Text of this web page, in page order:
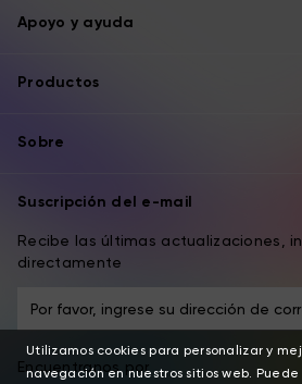
Apoyo y ayuda
Productos
Sobre
Suscripción del e-mail
Recibe las últimas actualizaciones,
directamente
Encuentranos por
Utilizamos cookies para personalizar y
navegación en nuestros sitios web. Puede